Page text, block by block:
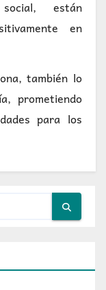
están
en
también lo
prometiendo
para los